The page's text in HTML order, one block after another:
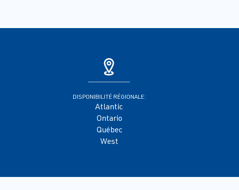
DISPONIBILITÉ RÉGIONALE:
Atlantic
Ontario
Québec
West